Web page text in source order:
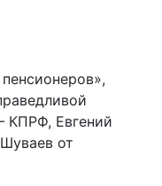
КПРФ, Евгений
от